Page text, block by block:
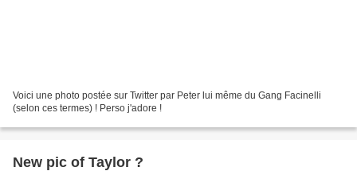
Voici une photo postée sur Twitter par Peter lui même du Gang Facinelli
(selon ces termes) ! Perso j'adore !
New pic of Taylor ?